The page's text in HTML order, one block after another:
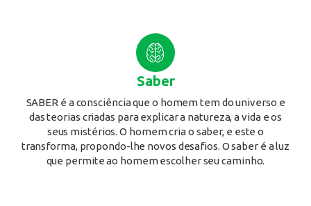
Saber
SABER é a consciência que o homem tem do universo e
das teorias criadas para explicar a natureza, a vida e os
seus mistérios. O homem cria o saber, e este o
transforma, propondo-lhe novos desafios. O saber é a luz
que permite ao homem escolher seu caminho.